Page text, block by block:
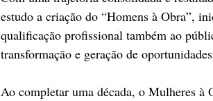
estudo a criação do “Homens à Obra”,
qualificação profissional também ao
transformação e geração de
Ao completar uma década, o Mulheres à